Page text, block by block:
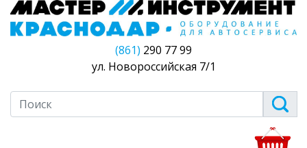
(861) 290 77 99
ул. Новороссийская 7/1